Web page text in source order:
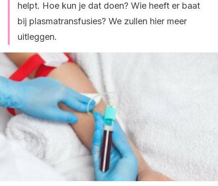
helpt. Hoe kun je dat doen? Wie heeft er baat
bij plasmatransfusies? We zullen hier meer
uitleggen.